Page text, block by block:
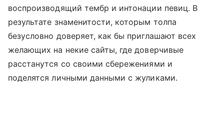
воспроизводящий тембр и интонации певиц. В
результате знаменитости, которым толпа
безусловно доверяет, как бы приглашают всех
желающих на некие сайты, где доверчивые
расстанутся со своими сбережениями и
поделятся личными данными с жуликами.